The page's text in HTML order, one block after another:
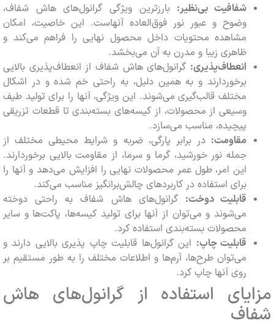
شفافیت بی‌نظیر:بارزترین ویژگی گرانول‌های هاش شفاف،
وضوح و عبور نور فوق‌العاده آنهاست. این خاصیت، امکان
مشاهده محتویات داخل محصول نهایی را فراهم می‌کند و
ظاهری زیبا و مدرن به آن می‌بخشد.
انعطاف‌پذیری:گرانول‌های هاش شفاف از انعطاف‌پذیری بالایی
برخوردارند و به همین دلیل، به راحتی خم شده و در اشکال
مختلف قالب‌گیری می‌شوند. این ویژگی، آنها را برای تولید طیف
وسیعی از محصولات، از کیسه‌های بسته‌بندی تا قطعات تزریقی
پیچیده، مناسب می‌سازد.
مقاومت:در برابر پارگی، ضربه و شرایط محیطی مختلف از
جمله نور خورشید، گرما و سرما، از مقاومت بالایی برخوردارند.
این امر، طول عمر محصولات نهایی را افزایش می‌دهد و آنها را
برای استفاده در کاربردهای چالش‌برانگیز مناسب می‌کند.
قابلیت دوخت:گرانول‌های هاش شفاف به راحتی دوخته
می‌شوند و می‌توان از آنها برای تولید کیسه‌ها، پاکت‌ها و سایر
محصولات بسته‌بندی استفاده کرد.
قابلیت چاپ: این گرانول‌ها قابلیت چاپ پذیری بالایی دارند و
می‌توان طرح‌ها، آرم‌ها و اطلاعات مختلف را به طور مستقیم بر
روی آنها چاپ کرد.
استفاده از گرانول‌های هاش